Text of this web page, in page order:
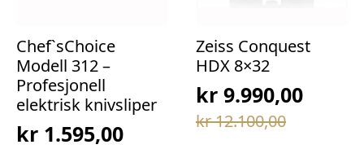
Chef`sChoice
Modell 312 –
Profesjonell
elektrisk knivsliper
kr 1.595,00
Zeiss Conquest
HDX 8×32
kr12.100,00
Opprinnelig
kr9.990,00
Nåværende